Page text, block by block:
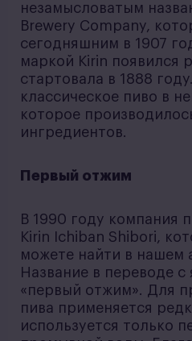
незамысловатым
Brewery Company,
сегодняшним в 1907
маркой Kirin появился
стартовала в 1888
классическое пиво в
которое
ингредиентов.
Первый отжим
В 1990 году компания
Kirin Ichiban Shibori,
можете найти в нашем
Название в переводе с
«первый отжим». Для
пива применяется
используется только